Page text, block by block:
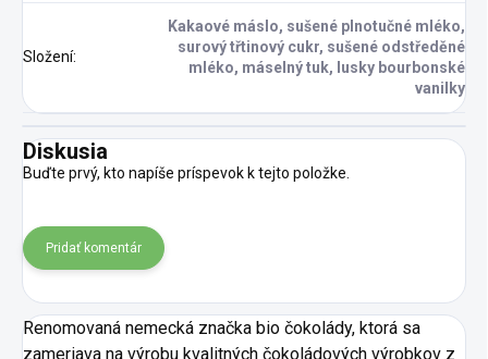
Složení:
Kakaové máslo, sušené plnotučné mléko,
surový třtinový cukr, sušené odstředěné
mléko, máselný tuk, lusky bourbonské
vanilky
Diskusia
Buďte prvý, kto napíše príspevok k tejto položke.
Pridať komentár
Renomovaná nemecká značka bio čokolády, ktorá sa
zameriava na výrobu kvalitných čokoládových výrobkov z